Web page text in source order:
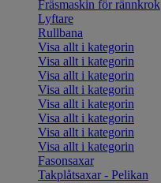
Fräsmaskin för rännkrok
Lyftare
Rullbana
Visa allt i kategorin
Visa allt i kategorin
Visa allt i kategorin
Visa allt i kategorin
Visa allt i kategorin
Visa allt i kategorin
Visa allt i kategorin
Visa allt i kategorin
Fasonsaxar
Takplåtsaxar - Pelikan